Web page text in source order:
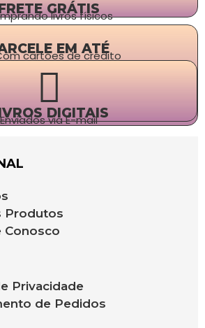
GRÁTIS
livros físicos
EM ATÉ
cartões de crédito
DIGITAIS
Enviados via E-mail
Produtos
Conosco
Privacidade
de Pedidos